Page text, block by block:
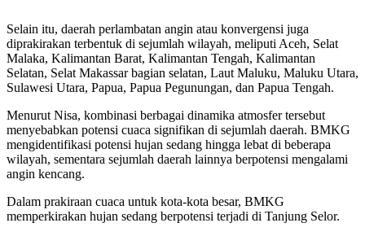
Selain itu, daerah perlambatan angin atau konvergensi juga
diprakirakan terbentuk di sejumlah wilayah, meliputi Aceh, Selat
Malaka, Kalimantan Barat, Kalimantan Tengah, Kalimantan
Selatan, Selat Makassar bagian selatan, Laut Maluku, Maluku Utara,
Sulawesi Utara, Papua, Papua Pegunungan, dan Papua Tengah.
Menurut Nisa, kombinasi berbagai dinamika atmosfer tersebut
menyebabkan potensi cuaca signifikan di sejumlah daerah. BMKG
mengidentifikasi potensi hujan sedang hingga lebat di beberapa
wilayah, sementara sejumlah daerah lainnya berpotensi mengalami
angin kencang.
Dalam prakiraan cuaca untuk kota-kota besar, BMKG
memperkirakan hujan sedang berpotensi terjadi di Tanjung Selor.